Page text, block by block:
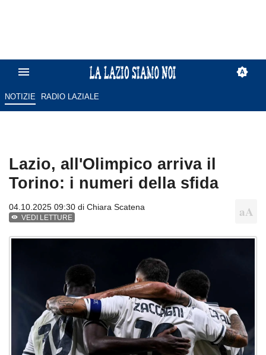
NOTIZIE RADIO LAZIALE
Lazio, all'Olimpico arriva il
Torino: i numeri della sfida
04.10.2025 09:30 di Chiara Scatena
VEDI LETTURE